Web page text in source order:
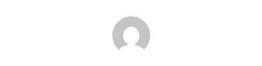
BEITRAGSAUTOR